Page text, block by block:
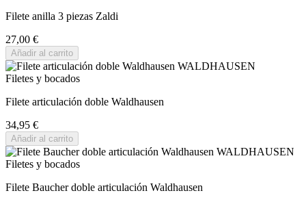
Filete anilla 3 piezas Zaldi
27,00 €
Añadir al carrito
Filetes y bocados
Filete articulación doble Waldhausen
34,95 €
Añadir al carrito
Filetes y bocados
Filete Baucher doble articulación Waldhausen